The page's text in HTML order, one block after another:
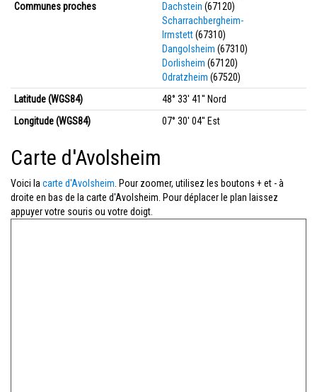
Communes proches
Dachstein (67120)
Scharrachbergheim-
Irmstett(67310)
Dangolsheim (67310)
Dorlisheim (67120)
Odratzheim (67520)
Latitude (WGS84)
48° 33' 41'' Nord
Longitude (WGS84)
07° 30' 04'' Est
Carte d'Avolsheim
Voici la carte d'Avolsheim . Pour zoomer, utilisez les boutons + et - à
droite en bas de la carte d'Avolsheim. Pour déplacer le plan laissez
appuyer votre souris ou votre doigt.